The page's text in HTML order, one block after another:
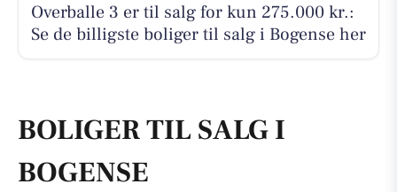
Overballe 3 er til salg for kun 275.000 kr.:
Se de billigste boliger til salg i Bogense her
BOLIGER TIL SALG I
BOGENSE